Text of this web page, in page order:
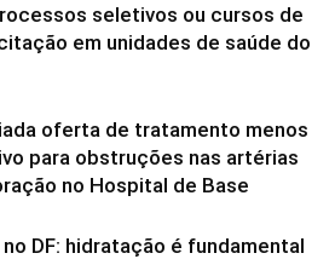
seletivos ou cursos de
em unidades de saúde do
oferta de tratamento menos
para obstruções nas artérias
no Hospital de Base
DF: hidratação é fundamental